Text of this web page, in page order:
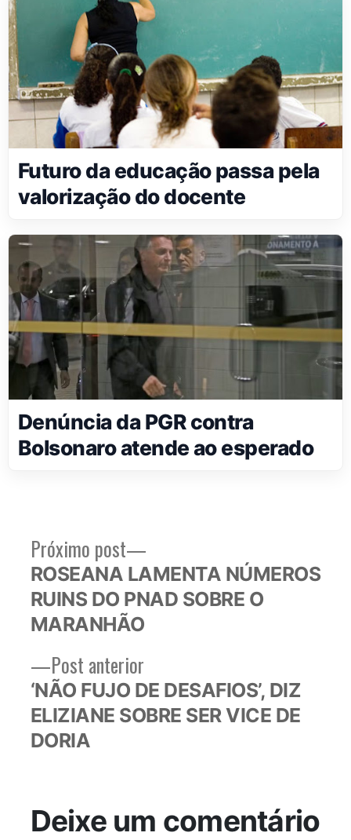
Futuro da educação passa pela
valorização do docente
Denúncia da PGR contra
Bolsonaro atende ao esperado
Navegação
de
Post
Post anteriorPost
anterior:
‘NÃO FUJO DE DESAFIOS’, DIZ
ELIZIANE SOBRE SER VICE DE
DORIA
Próximo post
Próximo
post:
ROSEANA LAMENTA NÚMEROS
RUINS DO PNAD SOBRE O
MARANHÃO
Deixe um comentário